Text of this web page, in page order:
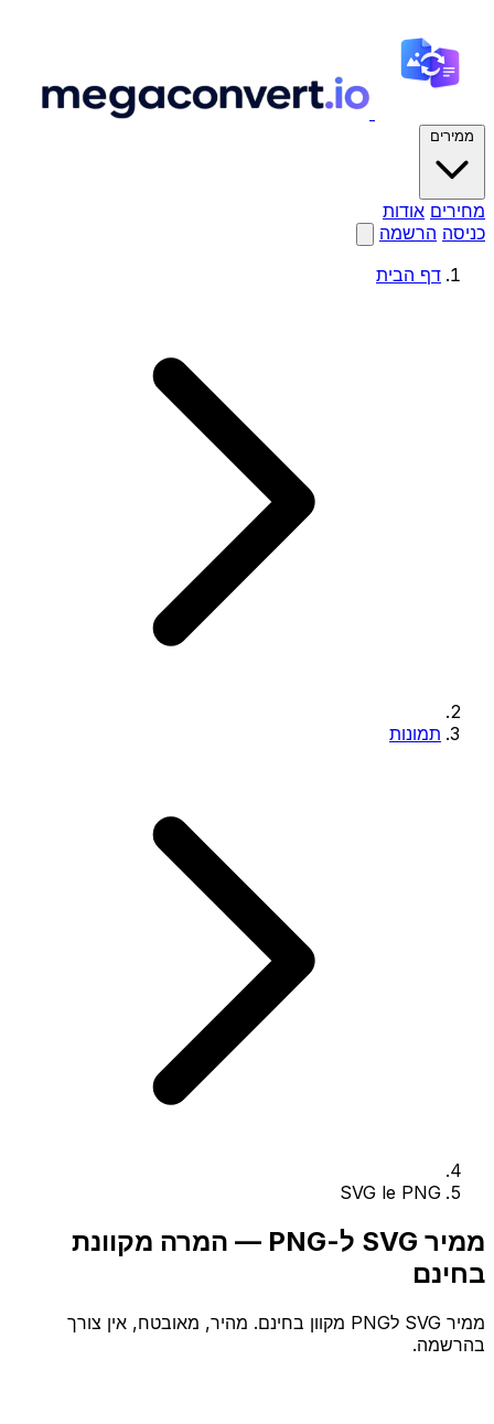
ממירים
מחירים אודות
כניסה הרשמה
דף הבית
תמונות
SVG le PNG
ממיר SVG ל-PNG — המרה מקוונת
בחינם
ממיר SVG לPNG מקוון בחינם. מהיר, מאובטח, אין צורך
בהרשמה.